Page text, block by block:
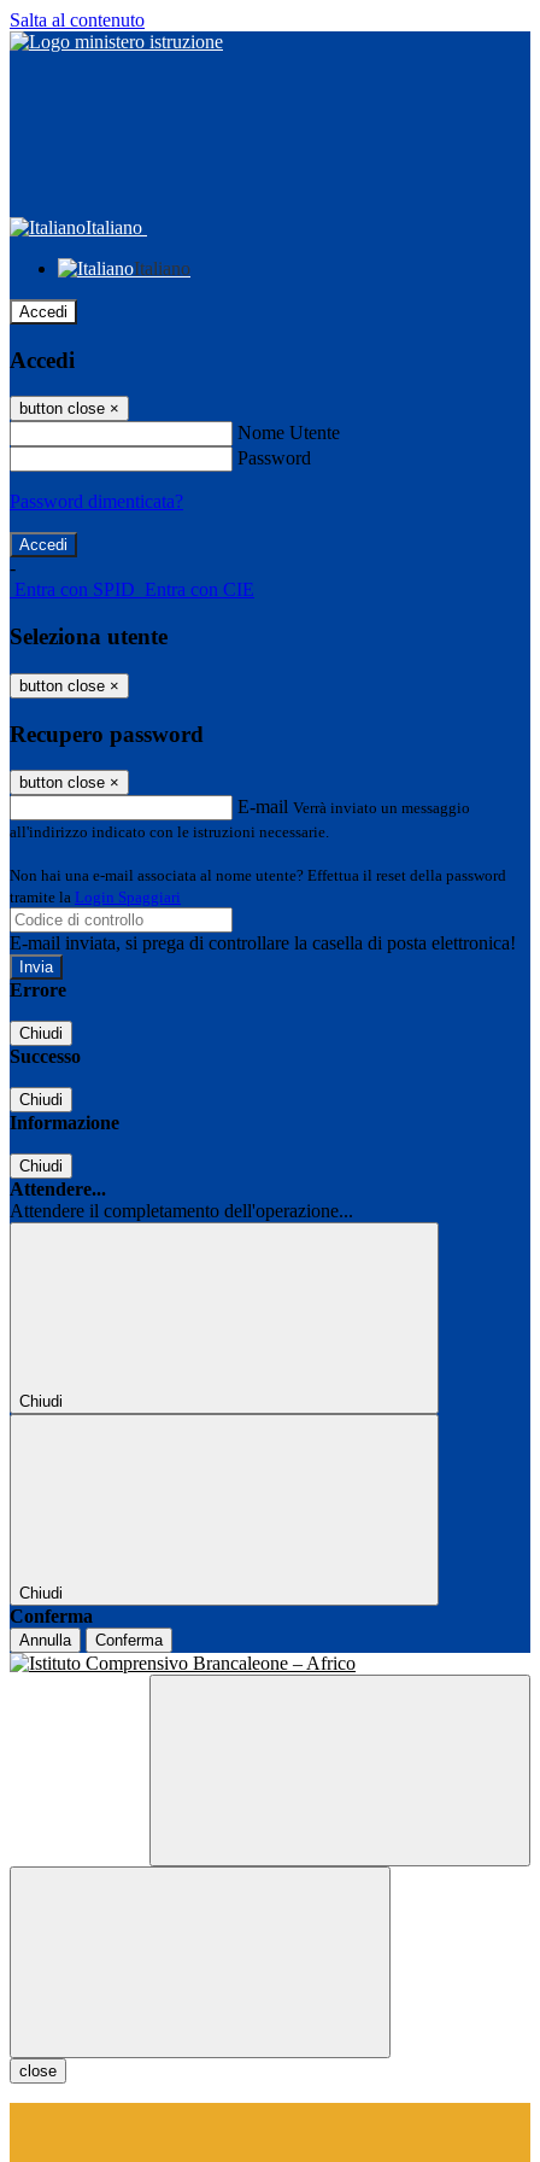
Salta al contenuto
Italiano
Italiano
Accedi
Accedi
button close ×
Nome Utente
Password
Password dimenticata?
-
Entra con SPID Entra con CIE
Seleziona utente
button close ×
Recupero password
button close ×
E-mail Verrà inviato un messaggio
all'indirizzo indicato con le istruzioni necessarie.
Non hai una e-mail associata al nome utente? Effettua il reset della password
tramite la Login Spaggiari
E-mail inviata, si prega di controllare la casella di posta elettronica!
Errore
Chiudi
Successo
Chiudi
Informazione
Chiudi
Attendere...
Attendere il completamento dell'operazione...
Chiudi
Chiudi
Conferma
Annulla Conferma
close